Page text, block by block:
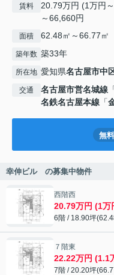
賃料
20.79万円 (1万円
～66,660円
面積 62.48㎡～66.77㎡
築年数 築33年
所在地 愛知県名古屋市中
交通 名古屋市営名城線
名鉄名古屋本線 「
無料
幸伸ビル の募集中物件
西階西
20.79万円 (1万
6階 / 18.90坪
７階東
22.22万円 (1.1
7階 / 20.20坪